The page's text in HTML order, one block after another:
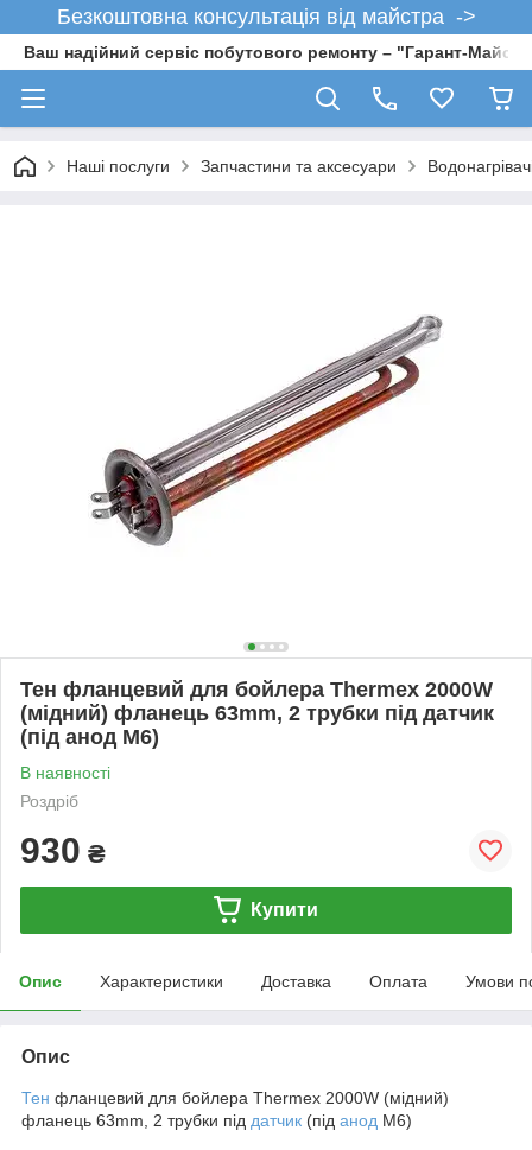
Безкоштовна консультація від майстра ->
Ваш надійний сервіс побутового ремонту – "Гарант-
Наші послуги Запчастини та аксесуари
Тен фланцевий для бойлера Thermex 2000W
(мідний) фланець 63mm, 2 трубки під датчик
(під анод M6)
В наявності
Роздріб
930 ₴
Купити
Опис Характеристики Доставка Оплата Умови
Опис
Тен фланцевий для бойлера Thermex 2000W (мідний)
фланець 63mm, 2 трубки під датчик (під анод M6)